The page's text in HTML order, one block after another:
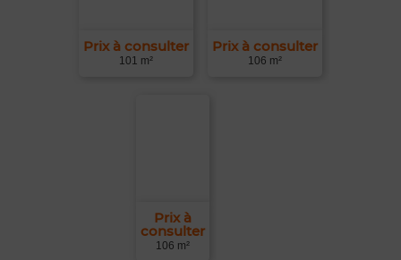
Prix à consulter
101 m²
Prix à consulter
106 m²
Prix à
consulter
106 m²